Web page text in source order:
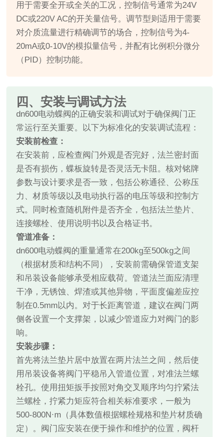
用于需要全开或全关的工况，控制信号通常为24V
DC或220V AC的开关量信号。调节型则适用于需要
对介质流量进行精确调节的场合，控制信号为4-
20mA或0-10V的模拟量信号，并配有比例积分微分
（PID）控制功能。
四、安装与调试方法
dn600电动蝶阀的正确安装和调试对于确保阀门正
常运行至关重要。以下为标准化的安装调试流程：
安装前检查：
在安装前，应检查阀门外观是否完好，法兰密封面
是否有损伤，蝶板旋转是否灵活无卡阻。核对铭牌
参数与设计要求是否一致，包括公称通径、公称压
力、材质等级以及电动执行器的电压等级和控制方
式。同时检查随机附件是否齐全，包括法兰垫片、
连接螺栓、使用说明书以及合格证书。
管道准备：
dn600电动蝶阀的重量通常在200kg至500kg之间
（根据材质和结构不同），安装前需确保管道支架
和吊装设备能够承受相应载荷。管道法兰面应清理
干净，无锈蚀、焊渣或其他异物，平面度偏差应控
制在0.5mm以内。对于长距离管道，建议在阀门两
侧各设置一个支撑架，以减少管道应力对阀门的影
响。
安装步骤：
首先将法兰垫片居中放置在两片法兰之间，然后使
用吊装设备将阀门平稳吊入管道位置，对准法兰螺
栓孔。使用扭矩扳手按照对角交叉顺序均匀拧紧法
兰螺栓，拧紧力矩应符合相关标准要求，一般为
500-800N·m（具体数值根据螺栓规格和垫片材质确
定）。阀门应安装在便于操作和维护的位置，阀杆